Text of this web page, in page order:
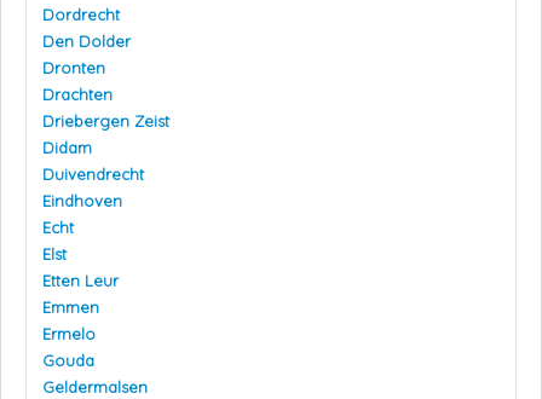
Dordrecht
Den Dolder
Dronten
Drachten
Driebergen Zeist
Didam
Duivendrecht
Eindhoven
Echt
Elst
Etten Leur
Emmen
Ermelo
Gouda
Geldermalsen